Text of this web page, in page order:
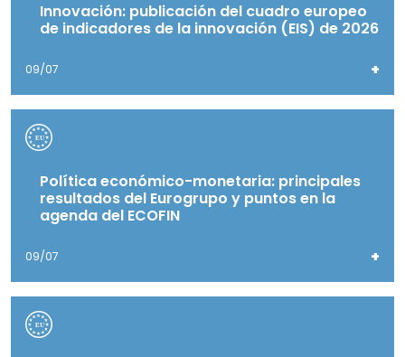
Innovación: publicación del cuadro europeo
de indicadores de la innovación (EIS) de 2026
09/07 +
Política económico-monetaria: principales
resultados del Eurogrupo y puntos en la
agenda del ECOFIN
09/07 +